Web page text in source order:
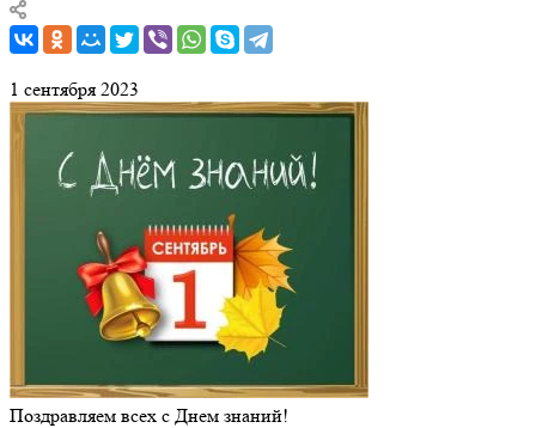
1 сентября 2023
Поздравляем всех с Днем знаний!